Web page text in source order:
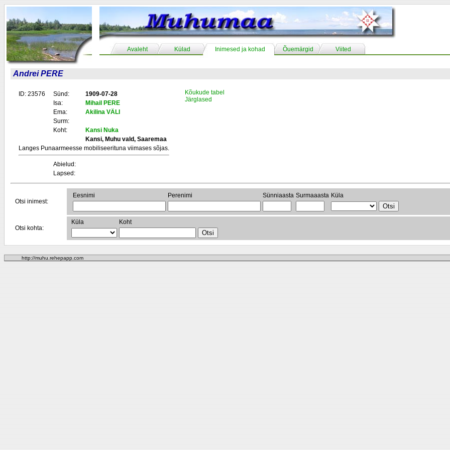
Avaleht Külad Inimesed ja kohad Õuemärgid Viited
Andrei PERE
ID: 23576 Sünd:
1909-07-28
Isa:
Mihail PERE
Ema:
Akilina VÄLI
Surm:
Koht:
Kansi Nuka
Kansi, Muhu vald, Saaremaa
Langes Punaarmeesse mobiliseerituna viimases sõjas.
Abielud:
Lapsed:
Kõukude tabel
Järglased
Otsi inimest:
Eesnimi Perenimi Sünniaasta Surmaaasta Küla
Otsi kohta:
Küla Koht
http://muhu.rehepapp.com